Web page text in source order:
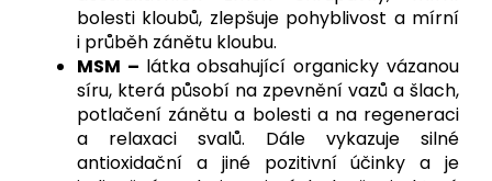
bolesti kloubů, zlepšuje pohyblivost a mírní
i průběh zánětu kloubu.
MSM – látka obsahující organicky vázanou
síru, která působí na zpevnění vazů a šlach,
potlačení zánětu a bolesti a na regeneraci
a relaxaci svalů. Dále vykazuje silné
antioxidační a jiné pozitivní účinky a je